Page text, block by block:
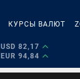
КУРСЫ ВАЛЮТ
USD 82,17
EUR 94,84